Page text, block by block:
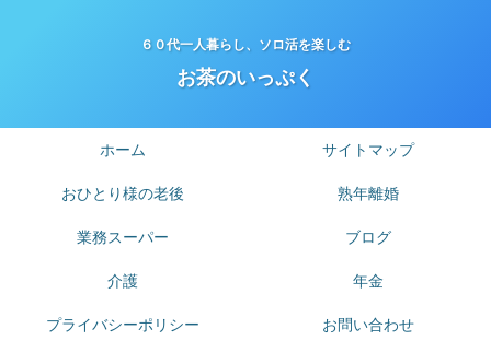
６０代一人暮らし、ソロ活を楽しむ
お茶のいっぷく
ホーム サイトマップ
おひとり様の老後 熟年離婚
業務スーパー ブログ
介護 年金
プライバシーポリシー お問い合わせ